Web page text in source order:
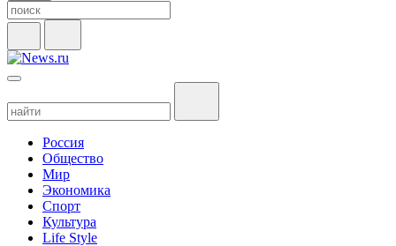
Россия
Общество
Мир
Экономика
Спорт
Культура
Life Style